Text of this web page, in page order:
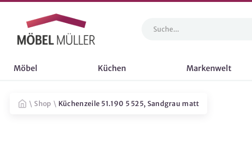
Möbel Küchen Markenwelt
\ Shop \ Küchenzeile 51.190 5 525, Sandgrau matt